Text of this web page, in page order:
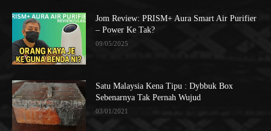
Jom Review: PRISM+ Aura Smart Air Purifier
– Power Ke Tak?
09/05/2025
Satu Malaysia Kena Tipu : Dybbuk Box
Sebenarnya Tak Pernah Wujud
03/01/2021